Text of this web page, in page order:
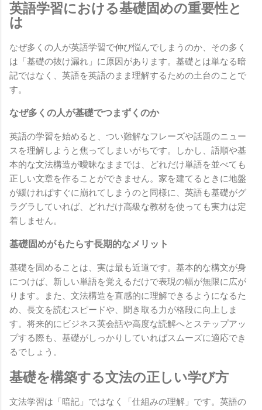
英語学習における基礎固めの重要性と
は
なぜ多くの人が英語学習で伸び悩んでしまうのか、その多く
は「基礎の抜け漏れ」に原因があります。基礎とは単なる暗
記ではなく、英語を英語のまま理解するための土台のことで
す。
なぜ多くの人が基礎でつまずくのか
英語の学習を始めると、つい難解なフレーズや話題のニュー
スを理解しようと焦ってしまいがちです。しかし、語順や基
本的な文法構造が曖昧なままでは、どれだけ単語を並べても
正しい文章を作ることができません。家を建てるときに地盤
が緩ければすぐに崩れてしまうのと同様に、英語も基礎がグ
ラグラしていれば、どれだけ高級な教材を使っても実力は定
着しません。
基礎固めがもたらす長期的なメリット
基礎を固めることは、実は最も近道です。基本的な構文が身
につけば、新しい単語を覚えるだけで表現の幅が無限に広が
ります。また、文法構造を直感的に理解できるようになるた
め、長文を読むスピードや、聞き取る力が格段に向上しま
す。将来的にビジネス英会話や高度な読解へとステップアッ
プする際も、基礎がしっかりしていればスムーズに適応でき
るでしょう。
基礎を構築する文法の正しい学び方
文法学習は「暗記」ではなく「仕組みの理解」です。英語の